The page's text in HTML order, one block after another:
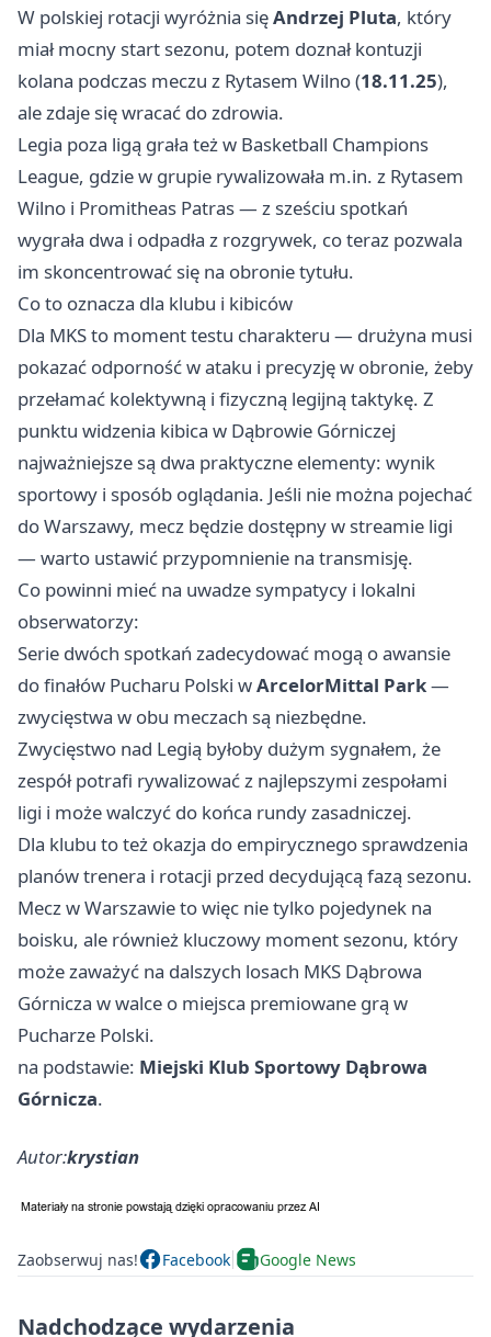
W polskiej rotacji wyróżnia sięAndrzej Pluta, który
miał mocny start sezonu, potem doznał kontuzji
kolana podczas meczu z Rytasem Wilno (18.11.25),
ale zdaje się wracać do zdrowia.
Legia poza ligą grała też w Basketball Champions
League, gdzie w grupie rywalizowała m.in. z Rytasem
Wilno i Promitheas Patras — z sześciu spotkań
wygrała dwa i odpadła z rozgrywek, co teraz pozwala
im skoncentrować się na obronie tytułu.
Co to oznacza dla klubu i kibiców
Dla MKS to moment testu charakteru — drużyna musi
pokazać odporność w ataku i precyzję w obronie, żeby
przełamać kolektywną i fizyczną legijną taktykę. Z
punktu widzenia kibica w Dąbrowie Górniczej
najważniejsze są dwa praktyczne elementy: wynik
sportowy i sposób oglądania. Jeśli nie można pojechać
do Warszawy, mecz będzie dostępny w streamie ligi
— warto ustawić przypomnienie na transmisję.
Co powinni mieć na uwadze sympatycy i lokalni
obserwatorzy:
Serie dwóch spotkań zadecydować mogą o awansie
do finałów Pucharu Polski wArcelorMittal Park—
zwycięstwa w obu meczach są niezbędne.
Zwycięstwo nad Legią byłoby dużym sygnałem, że
zespół potrafi rywalizować z najlepszymi zespołami
ligi i może walczyć do końca rundy zasadniczej.
Dla klubu to też okazja do empirycznego sprawdzenia
planów trenera i rotacji przed decydującą fazą sezonu.
Mecz w Warszawie to więc nie tylko pojedynek na
boisku, ale również kluczowy moment sezonu, który
może zaważyć na dalszych losach MKS Dąbrowa
Górnicza w walce o miejsca premiowane grą w
Pucharze Polski.
na podstawie: Miejski Klub Sportowy Dąbrowa
Górnicza.
Autor:krystian
Zaobserwuj nas! Facebook Google News
Nadchodzące wydarzenia